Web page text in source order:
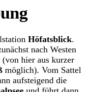
Höfatsblick.
nach Westen
hier aus kurzer
möglich). Vom Sattel
aufsteigend die